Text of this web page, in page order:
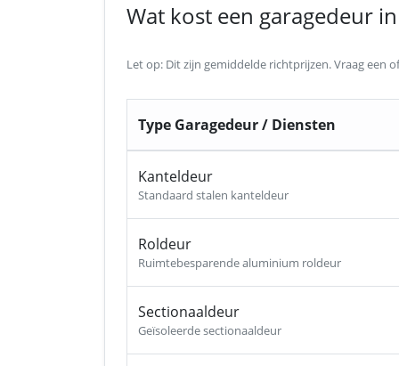
Wat kost een garagedeur
Let op: Dit zijn gemiddelde richtprijzen. Vraag een
Type Garagedeur / Diensten
Kanteldeur
Standaard stalen kanteldeur
Roldeur
Ruimtebesparende aluminium roldeur
Sectionaaldeur
Geïsoleerde sectionaaldeur